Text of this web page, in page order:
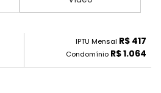
IPTU Mensal R$ 417
Condomínio R$ 1.064